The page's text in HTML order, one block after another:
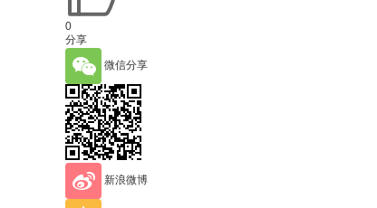
0
分享
微信分享
新浪微博